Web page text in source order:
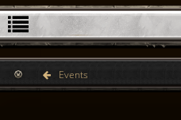
Events